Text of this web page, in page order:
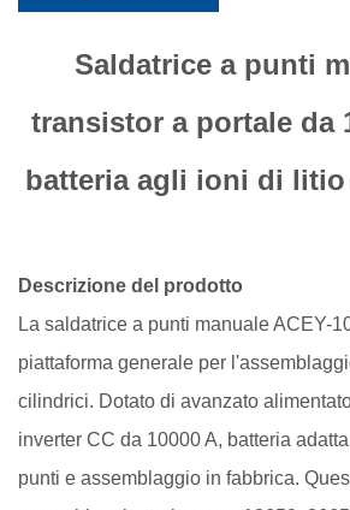
Saldatrice a punti
transistor a portale da
batteria agli ioni di
Descrizione del prodotto
La saldatrice a punti manuale ACEY-
piattaforma generale per
cilindrici. Dotato di avanzato
inverter CC da 10000 A, batteria
punti e assemblaggio in fabbrica.